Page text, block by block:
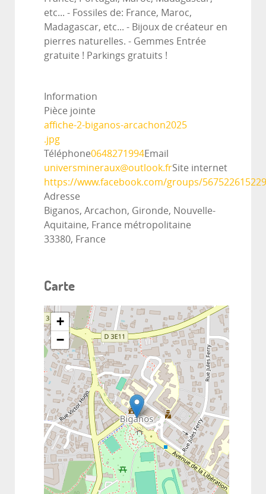
etc... - Fossiles de: France, Maroc,
Madagascar, etc... - Bijoux de créateur en
pierres naturelles. - Gemmes Entrée
gratuite ! Parkings gratuits !
Information
Pièce jointe
affiche-2-biganos-arcachon2025
.jpg
Téléphone0648271994Email
universmineraux@outlook.frSite internet
https://www.facebook.com/groups/
Adresse
Biganos, Arcachon, Gironde, Nouvelle-
Aquitaine, France métropolitaine
33380, France
Carte
+
−